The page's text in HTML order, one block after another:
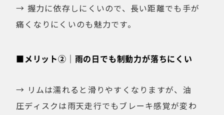
→ 握力に依存しにくいので、長い距離でも手が
痛くなりにくいのも魅力です。
■メリット②｜雨の日でも制動力が落ちにくい
→ リムは濡れると滑りやすくなりますが、油
圧ディスクは雨天走行でもブレーキ感覚が変わ